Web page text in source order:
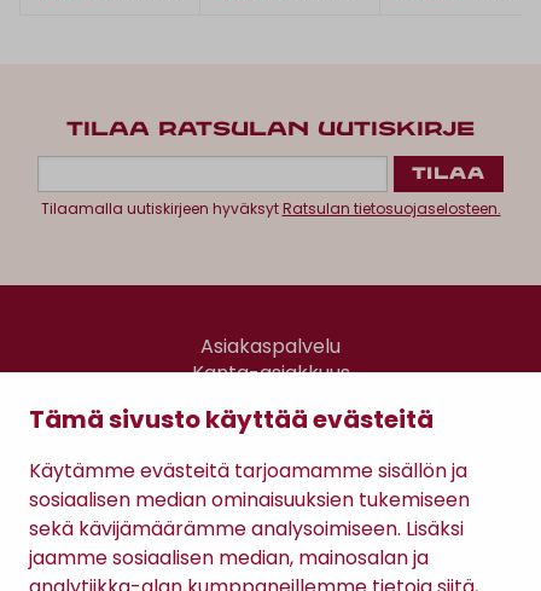
Tämä sivusto käyttää evästeitä
Käytämme evästeitä tarjoamamme sisällön ja
sosiaalisen median ominaisuuksien tukemiseen
sekä kävijämäärämme analysoimiseen. Lisäksi
jaamme sosiaalisen median, mainosalan ja
TILAA RATSULAN UUTISKIRJE
Tilaamalla uutiskirjeen hyväksytRatsulan tietosuojaselosteen.
Asiakaspalvelu
Kanta-asiakkuus
Gomee Ratsula Café
Sopimusehdot
Tietosuojaseloste
Maksutavat